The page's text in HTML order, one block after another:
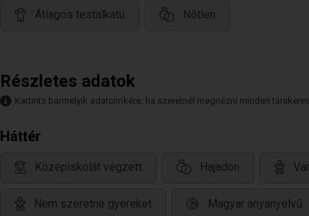
Átlagos testalkatú Nőtlen
Részletes adatok
Kattints bármelyik adatcímkére, ha szeretnél megnézni minden
Háttér
Középiskolát végzett Hajadon
Nem szeretne gyereket Magyar anyanyelvű